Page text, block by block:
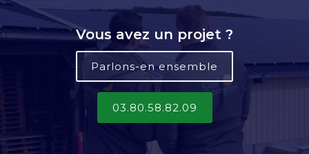
Vous avez un projet ?
Parlons-en ensemble
03.80.58.82.09